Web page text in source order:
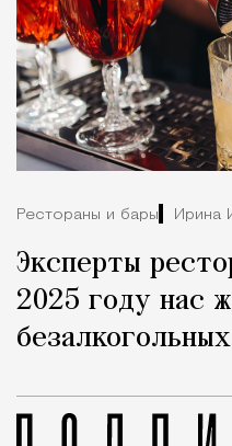
Рестораны и бары Ирина
Эксперты
2025 году нас